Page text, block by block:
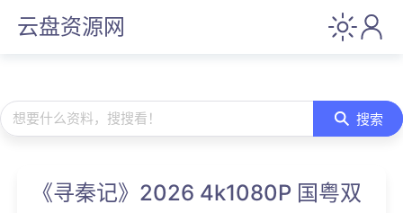
云盘资源网
想要什么资料，搜搜看！ 搜索
《寻秦记》2026 4k1080P 国粤双